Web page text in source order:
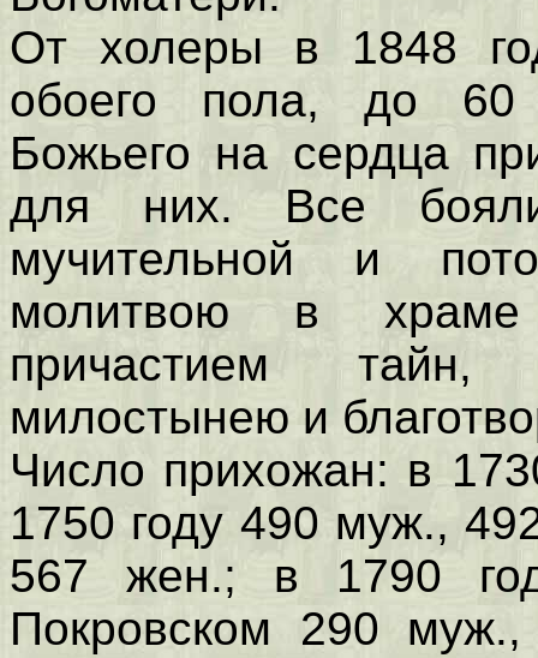
От холеры в 1848
обоего пола, до 60
Божьего на сердца
для них. Все
мучительной и
молитвою в
причастием тайн,
милостынею и
Число прихожан: в
1750 году 490 муж.,
567 жен.; в 1790
Покровском 290